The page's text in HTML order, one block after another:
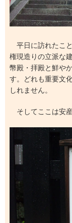
平日に訪れたこと
権現造りの立派な
幣殿・拝殿と鮮や
す。どれも重要文
しれません。
そしてここは安産